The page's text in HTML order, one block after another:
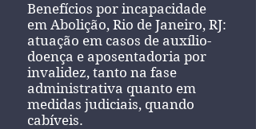
Benefícios por incapacidade
em Abolição, Rio de Janeiro, RJ:
atuação em casos de auxílio-
doença e aposentadoria por
invalidez, tanto na fase
administrativa quanto em
medidas judiciais, quando
cabíveis.